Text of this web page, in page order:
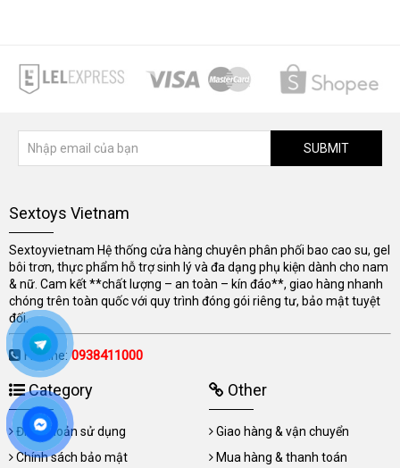
SUBMIT
Sextoys Vietnam
Sextoyvietnam Hệ thống cửa hàng chuyên phân phối bao cao su, gel
bôi trơn, thực phẩm hỗ trợ sinh lý và đa dạng phụ kiện dành cho nam
& nữ. Cam kết **chất lượng – an toàn – kín đáo**, giao hàng nhanh
chóng trên toàn quốc với quy trình đóng gói riêng tư, bảo mật tuyệt
đối.
Hotline:0938411000
Category
Điều khoản sử dụng
Chính sách bảo mật
Other
Giao hàng & vận chuyển
Mua hàng & thanh toán